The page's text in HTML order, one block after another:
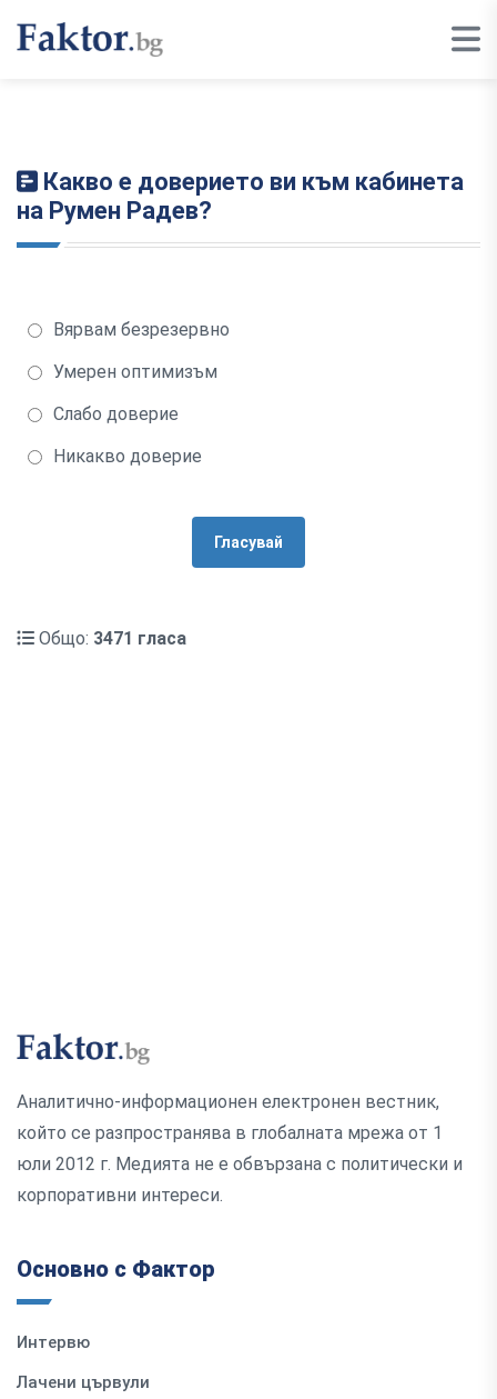
Какво е доверието ви към кабинета
на Румен Радев?
Вярвам безрезервно
Умерен оптимизъм
Слабо доверие
Никакво доверие
Гласувай
Общо: 3471 гласа
Аналитично-информационен електронен вестник,
който се разпространява в глобалната мрежа от 1
юли 2012 г. Медията не е обвързана с политически и
корпоративни интереси.
Основно с Фактор
Интервю
Лачени цървули